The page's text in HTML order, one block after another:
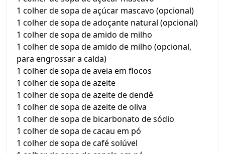
1 colher de sopa de açúcar mascavo (opcional)
1 colher de sopa de adoçante natural (opcional)
1 colher de sopa de amido de milho
1 colher de sopa de amido de milho (opcional,
para engrossar a calda)
1 colher de sopa de aveia em flocos
1 colher de sopa de azeite
1 colher de sopa de azeite de dendê
1 colher de sopa de azeite de oliva
1 colher de sopa de bicarbonato de sódio
1 colher de sopa de cacau em pó
1 colher de sopa de café solúvel